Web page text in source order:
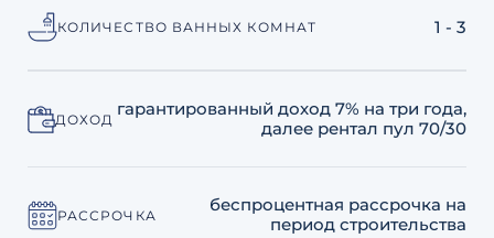
КОЛИЧЕСТВО ВАННЫХ КОМНАТ 1 - 3
ДОХОД гарантированный доход 7% на три года,
далее рентал пул 70/30
РАССРОЧКА
беспроцентная рассрочка на
период строительства